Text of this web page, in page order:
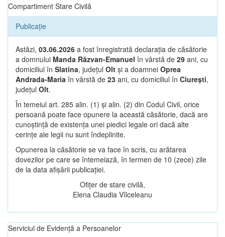
Compartiment Stare Civilă
Publicație
Astăzi, 03.06.2026 a fost înregistrată declarația de căsătorie
a domnului Manda Răzvan-Emanuel în vârstă de 29 ani, cu
domiciliul în Slatina, județul Olt și a doamnei Oprea
Andrada-Maria în vârstă de 23 ani, cu domiciliul în Ciurești,
județul Olt.
În temeiul art. 285 alin. (1) și alin. (2) din Codul Civil, orice
persoană poate face opunere la această căsătorie, dacă are
cunoștință de existența unei piedici legale ori dacă alte
cerințe ale legii nu sunt îndeplinite.
Opunerea la căsătorie se va face în scris, cu arătarea
dovezilor pe care se întemeiază, în termen de 10 (zece) zile
de la data afișării publicației.
Ofițer de stare civilă,
Elena Claudia Vîlceleanu
Serviciul de Evidență a Persoanelor